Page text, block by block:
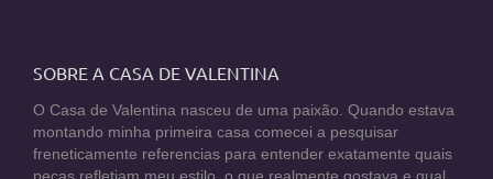
SOBRE A CASA DE VALENTINA
O Casa de Valentina nasceu de uma paixão. Quando estava
montando minha primeira casa comecei a pesquisar
freneticamente referencias para entender exatamente quais